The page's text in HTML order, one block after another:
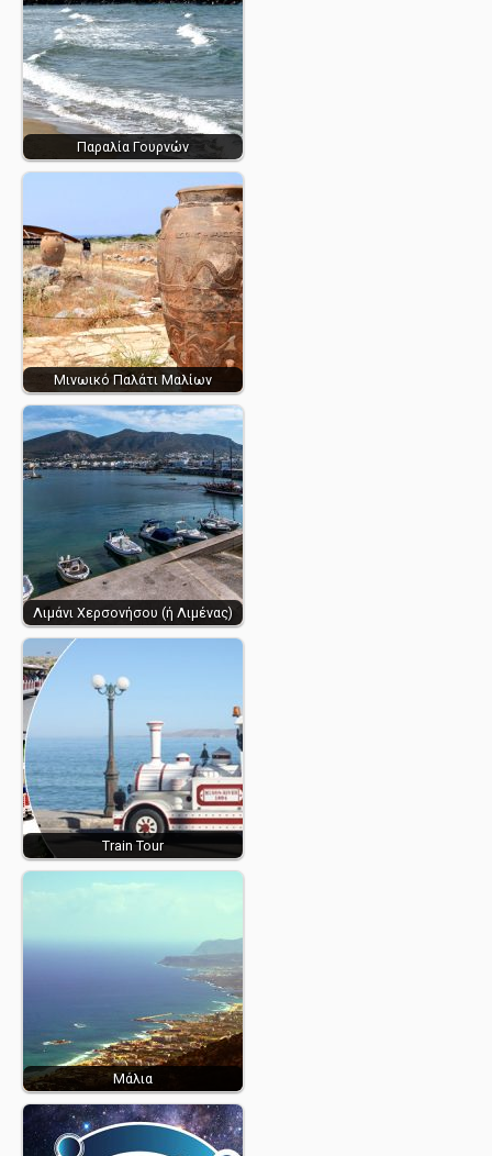
Παραλία Γουρνών
Μινωικό Παλάτι Μαλίων
Λιμάνι Χερσονήσου (ή Λιμένας)
Train Tour
Μάλια